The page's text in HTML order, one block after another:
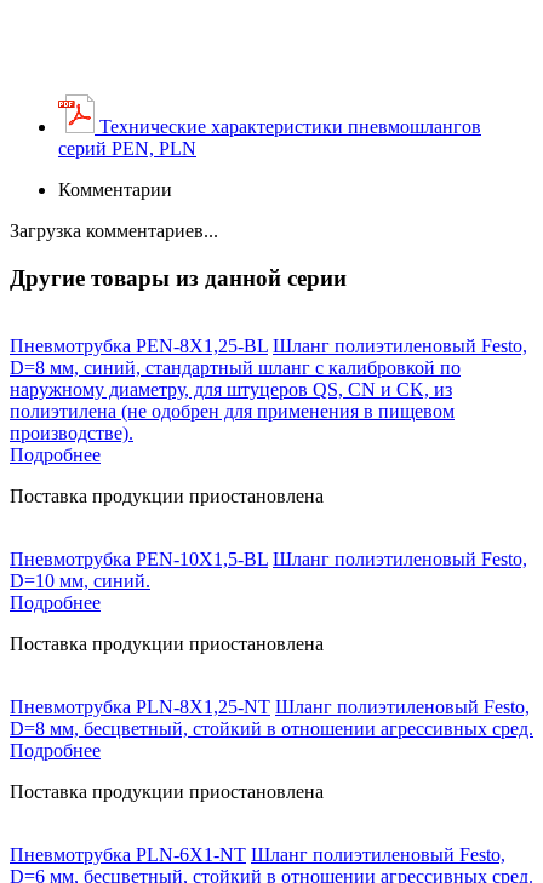
Технические характеристики пневмошлангов
серий PEN, PLN
Комментарии
Загрузка комментариев...
Другие товары из данной серии
Пневмотрубка PEN-8X1,25-BL Шланг полиэтиленовый Festo,
D=8 мм, синий, стандартный шланг с калибровкой по
наружному диаметру, для штуцеров QS, CN и CK, из
полиэтилена (не одобрен для применения в пищевом
производстве).
Подробнее
Поставка продукции приостановлена
Пневмотрубка PEN-10X1,5-BL Шланг полиэтиленовый Festo,
D=10 мм, синий.
Подробнее
Поставка продукции приостановлена
Пневмотрубка PLN-8X1,25-NT Шланг полиэтиленовый Festo,
D=8 мм, бесцветный, стойкий в отношении агрессивных сред.
Подробнее
Поставка продукции приостановлена
Пневмотрубка PLN-6X1-NT Шланг полиэтиленовый Festo,
D=6 мм, бесцветный, стойкий в отношении агрессивных сред.